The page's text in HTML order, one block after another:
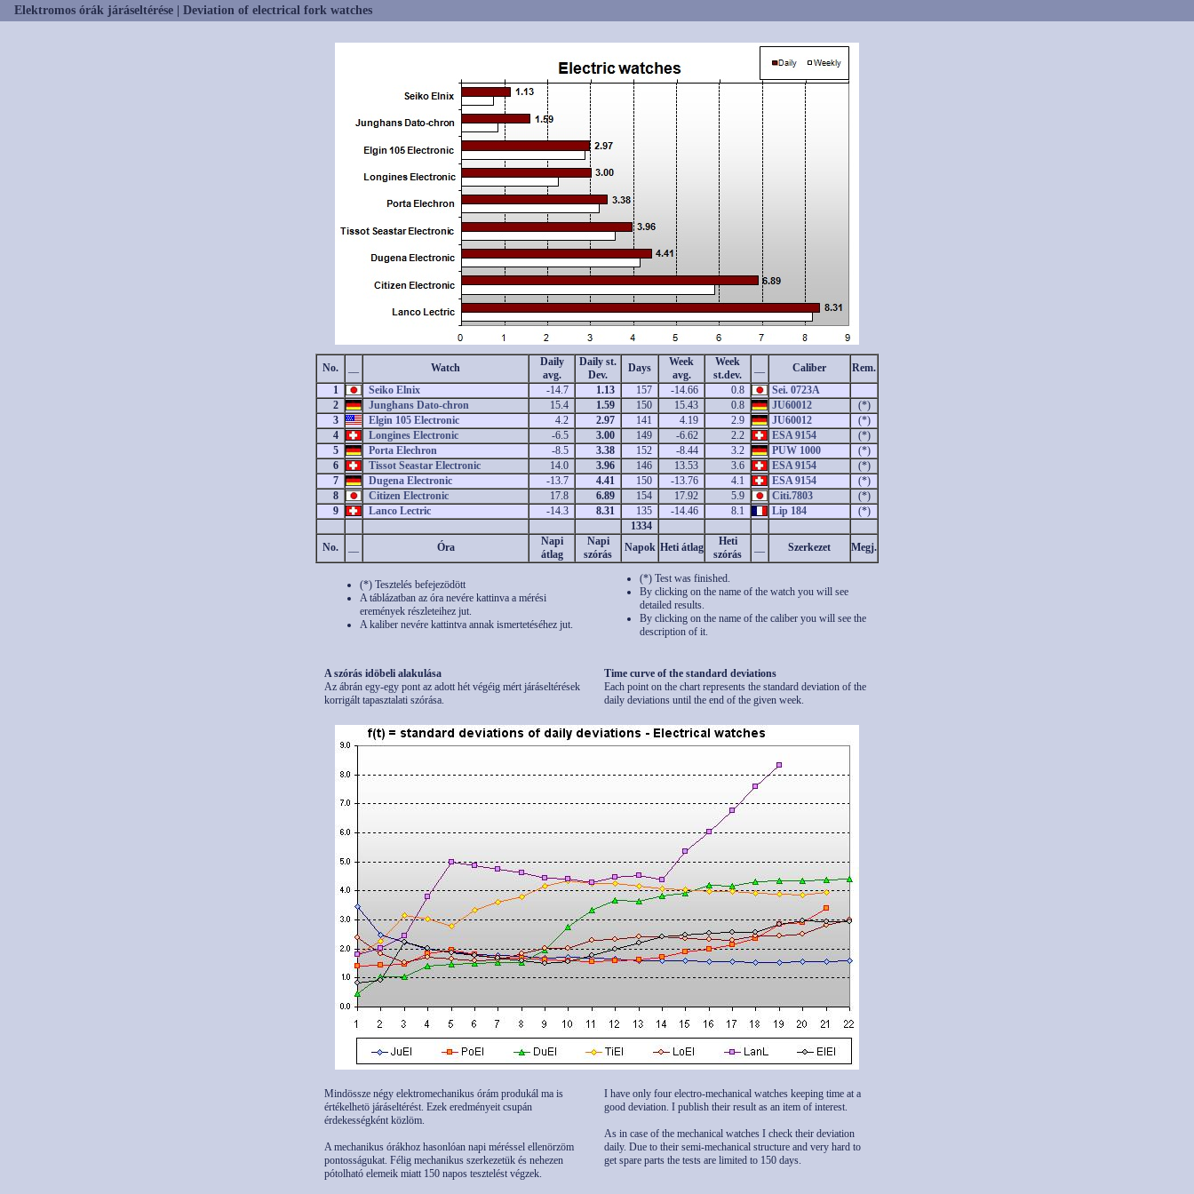
Elektromos órák járáseltérése | Deviation of electrical fork watches
No. Watch
Daily
avg.
Daily st.
Dev.
Days
Week
avg.
Week
st.dev.
Caliber
Rem.
1
Seiko Elnix -14.7 1.13 157 -14.66 0.8
Sei. 0723A
2
Junghans Dato-chron 15.4 1.59 150 15.43 0.8 JU60012
(*)
3
Elgin 105 Electronic 4.2 2.97 141 4.19 2.9 JU60012
(*)
4
Longines Electronic -6.5 3.00 149 -6.62 2.2 ESA 9154
(*)
5
Porta Elechron -8.5 3.38 152 -8.44 3.2 PUW 1000
(*)
6
Tissot Seastar Electronic 14.0 3.96 146 13.53 3.6 ESA 9154
(*)
7
Dugena Electronic -13.7 4.41 150 -13.76 4.1 ESA 9154
(*)
8
Citizen Electronic 17.8 6.89 154 17.92 5.9 Citi.7803
(*)
9
Lanco Lectric -14.3 8.31 135 -14.46 8.1 Lip 184
(*)
1334
No.
Óra
Napi
átlag
Napi
szórás
Napok Heti átlag
Heti
szórás
Szerkezet Megj.
(*) Tesztelés befejezödött
A táblázatban az óra nevére kattinva a mérési
eremények részleteihez jut.
A kaliber nevére kattintva annak ismertetéséhez jut.
(*) Test was finished.
By clicking on the name of the watch you will see
detailed results.
By clicking on the name of the caliber you will see the
description of it.
A szórás idöbeli alakulása
Az ábrán egy-egy pont az adott hét végéig mért járáseltérések
korrigált tapasztalati szórása.
Time curve of the standard deviations
Each point on the chart represents the standard deviation of the
daily deviations until the end of the given week.
Mindössze négy elektromechanikus órám produkál ma is
értékelhetö járáseltérést. Ezek eredményeit csupán
érdekességként közlöm.
A mechanikus órákhoz hasonlóan napi méréssel ellenörzöm
pontosságukat. Félig mechanikus szerkezetük és nehezen
pótolható elemeik miatt 150 napos tesztelést végzek.
I have only four electro-mechanical watches keeping time at a
good deviation. I publish their result as an item of interest.
As in case of the mechanical watches I check their deviation
daily. Due to their semi-mechanical structure and very hard to
get spare parts the tests are limited to 150 days.